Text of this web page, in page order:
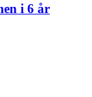
i 6 år